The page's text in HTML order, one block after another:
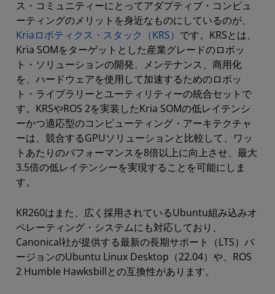
ス・コミュニティーにとってアダプティブ・コンピュ
ーティングのメリットを身近なものにしているのが、
Kriaロボティクス・スタック（KRS） です。KRSとは、
Kria SOMをターゲットとした産業グレードのロボッ
ト・ソリューションの開発、メンテナンス、商用化
を、ハードウェアを使用して加速するためのロボッ
ト・ライブラリーとユーティリティーの統合セットで
す。KRSやROS 2を実装したKria SOMの低レイテンシ
ーかつ適応型のコンピューティング・アーキテクチャ
ーは、競合するGPUソリューションと比較して、ワッ
トあたりのパフォーマンスを8倍以上に向上させ、最大
3.5倍の低レイテンシーを実現することを可能にしま
す。
KR260はまた、広く採用されているUbuntu組み込みオ
ペレーティング・システムにも対応しており、
Canonical社が提供する最新の長期サポート（LTS）バ
ージョンのUbuntu Linux Desktop（22.04）や、ROS
2 Humble Hawksbillとの互換性があります。